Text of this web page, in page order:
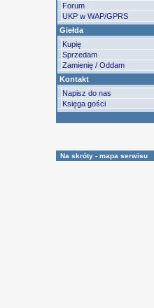
Forum
UKP w WAP/GPRS
Giełda
Kupię
Sprzedam
Zamienię / Oddam
Kontakt
Napisz do nas
Księga gości
Na skróty - mapa serwisu